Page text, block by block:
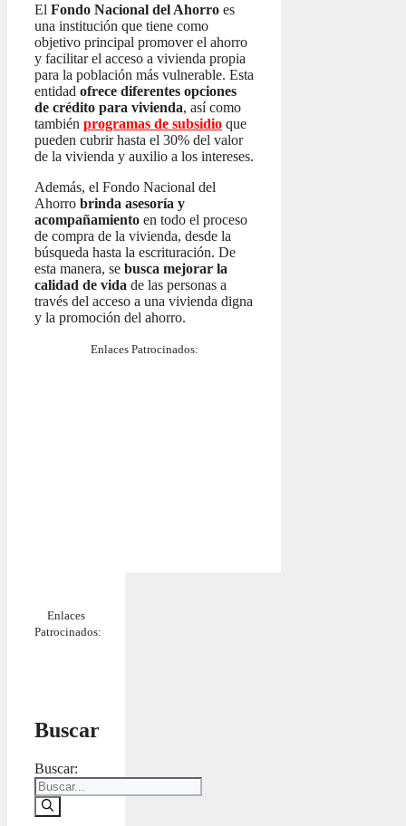
El Fondo Nacional del Ahorro es
una institución que tiene como
objetivo principal promover el ahorro
y facilitar el acceso a vivienda propia
para la población más vulnerable. Esta
entidad ofrece diferentes opciones
de crédito para vivienda, así como
también programas de subsidio que
pueden cubrir hasta el 30% del valor
de la vivienda y auxilio a los intereses.
Además, el Fondo Nacional del
Ahorro brinda asesoría y
acompañamiento en todo el proceso
de compra de la vivienda, desde la
búsqueda hasta la escrituración. De
esta manera, se busca mejorar la
calidad de vida de las personas a
través del acceso a una vivienda digna
y la promoción del ahorro.
Enlaces Patrocinados:
Enlaces
Patrocinados:
Buscar
Buscar: